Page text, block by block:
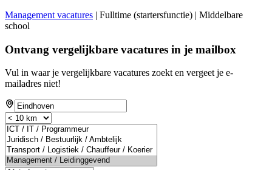
Management vacatures | Fulltime (startersfunctie) | Middelbare
school
Ontvang vergelijkbare vacatures in je mailbox
Vul in waar je vergelijkbare vacatures zoekt en vergeet je e-
mailadres niet!